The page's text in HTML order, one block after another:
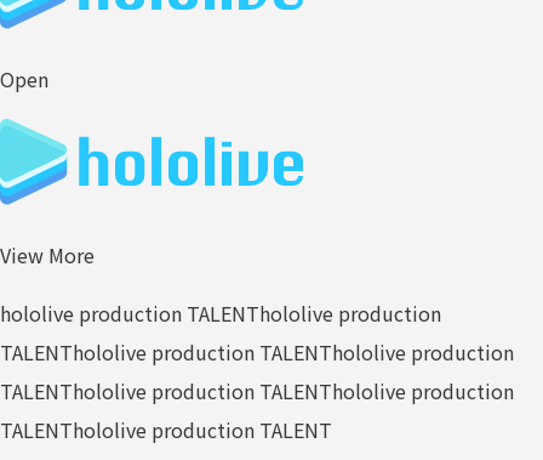
Open
View More
hololive production TALENThololive production
TALENThololive production TALENThololive production
TALENThololive production TALENThololive production
TALENThololive production TALENT